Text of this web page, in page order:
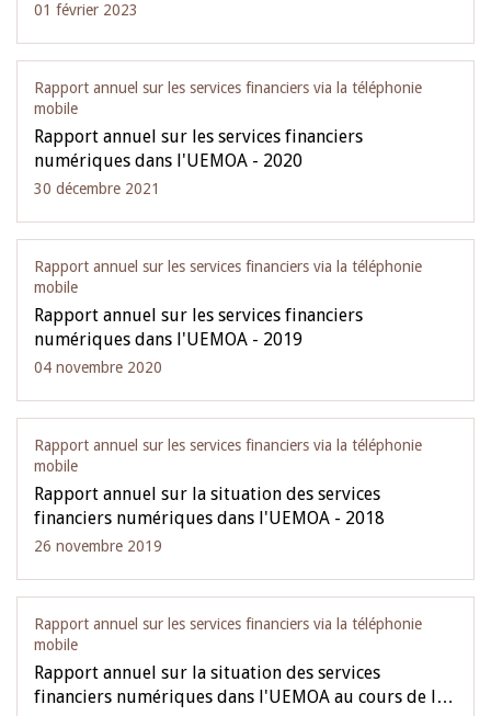
01 février 2023
Rapport annuel sur les services financiers via la téléphonie
mobile
Rapport annuel sur les services financiers
numériques dans l'UEMOA - 2020
30 décembre 2021
Rapport annuel sur les services financiers via la téléphonie
mobile
Rapport annuel sur les services financiers
numériques dans l'UEMOA - 2019
04 novembre 2020
Rapport annuel sur les services financiers via la téléphonie
mobile
Rapport annuel sur la situation des services
financiers numériques dans l'UEMOA - 2018
26 novembre 2019
Rapport annuel sur les services financiers via la téléphonie
mobile
Rapport annuel sur la situation des services
financiers numériques dans l'UEMOA au cours de l…